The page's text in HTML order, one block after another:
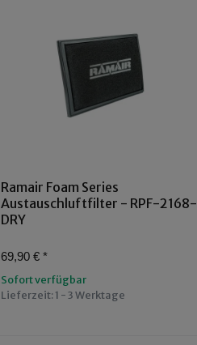
Ramair Foam Series
Austauschluftfilter - RPF-2168-
DRY
69,90 € *
Sofort verfügbar
Lieferzeit:1 - 3 Werktage